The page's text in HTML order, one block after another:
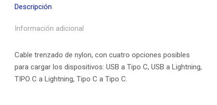
Descripción
Información adicional
Cable trenzado de nylon, con cuatro opciones posibles
para cargar los dispositivos: USB a Tipo C, USB a Lightning,
TIPO C a Lightning, Tipo C a Tipo C.